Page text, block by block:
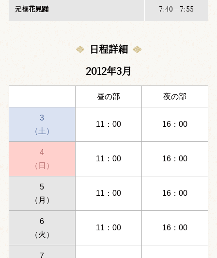
元禄花見踊 7:40－7:55
日程詳細
2012年3月
昼の部 夜の部
3
（土）
11：00 16：00
4
（日）
11：00 16：00
5
（月）
11：00 16：00
6
（火）
11：00 16：00
7